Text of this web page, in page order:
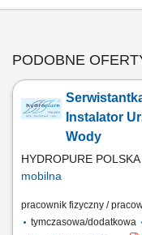
PODOBNE
Instalator
Wody
HYDROPURE POLSKA
mobilna
pracownik fizyczny /
tymczasowa/dodatkowa